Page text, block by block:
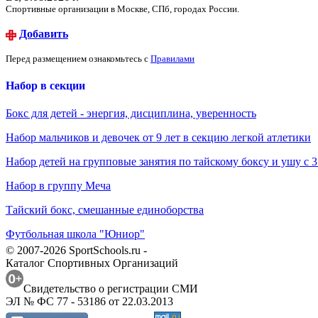
Спортивные организации в Москве, СПб, городах России.
Добавить
Перед размещением ознакомьтесь с Правилами
Набор в секции
Бокс для детей - энергия, дисциплина, уверенность
Набор мальчиков и девочек от 9 лет в секцию легкой атлетики
Набор детей на групповые занятия по тайскому боксу и ушу с
Набор в группу Меча
Тайский бокс, смешанные единоборства
Футбольная школа "Юниор"
© 2007-2026 SportSchools.ru -
Каталог Спортивных Организаций
Свидетельство о регистрации СМИ
ЭЛ № ФС 77 - 53186 от 22.03.2013